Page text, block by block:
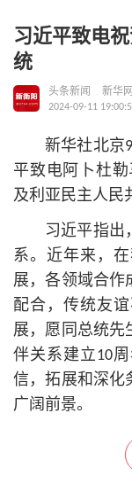
习近平致电
统
头条新闻
新华网
2024-09-11
新华社北京
平致电阿卜杜
及利亚民主人民
习近平指出
系。近年来，
展，各领域合作
配合，传统友
展，愿同总统先
伴关系建立10
信，拓展和深化
广阔前景。